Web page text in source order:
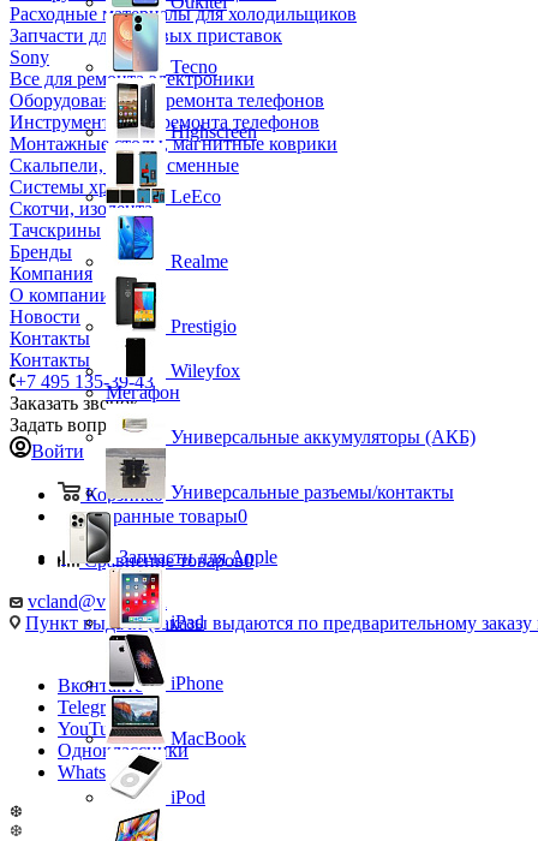
Расходные материалы для холодильщиков
Запчасти для игровых приставок
Sony
Все для ремонта электроники
Оборудование для ремонта телефонов
Инструменты для ремонта телефонов
Монтажные столы, магнитные коврики
Скальпели, лезвия сменные
Системы хранения
Скотчи, изолента
Тачскрины
Бренды
Компания
О компании
Новости
Контакты
Контакты
+7 495 135-39-43
Заказать звонок
Задать вопрос
Войти
Корзина0
Избранные товары0
Сравнение товаров0
vcland@vcland.ru
Пункт выдачи (заказы выдаются по предварительному заказу
Вконтакте
Telegram
YouTube
Одноклассники
WhatsApp
❆
❆
Tecno
Highscreen
LeEco
Realme
Prestigio
Wileyfox
Мегафон
Универсальные аккумуляторы (АКБ)
Универсальные разъемы/контакты
Запчасти для Apple
iPad
iPhone
MacBook
iPod